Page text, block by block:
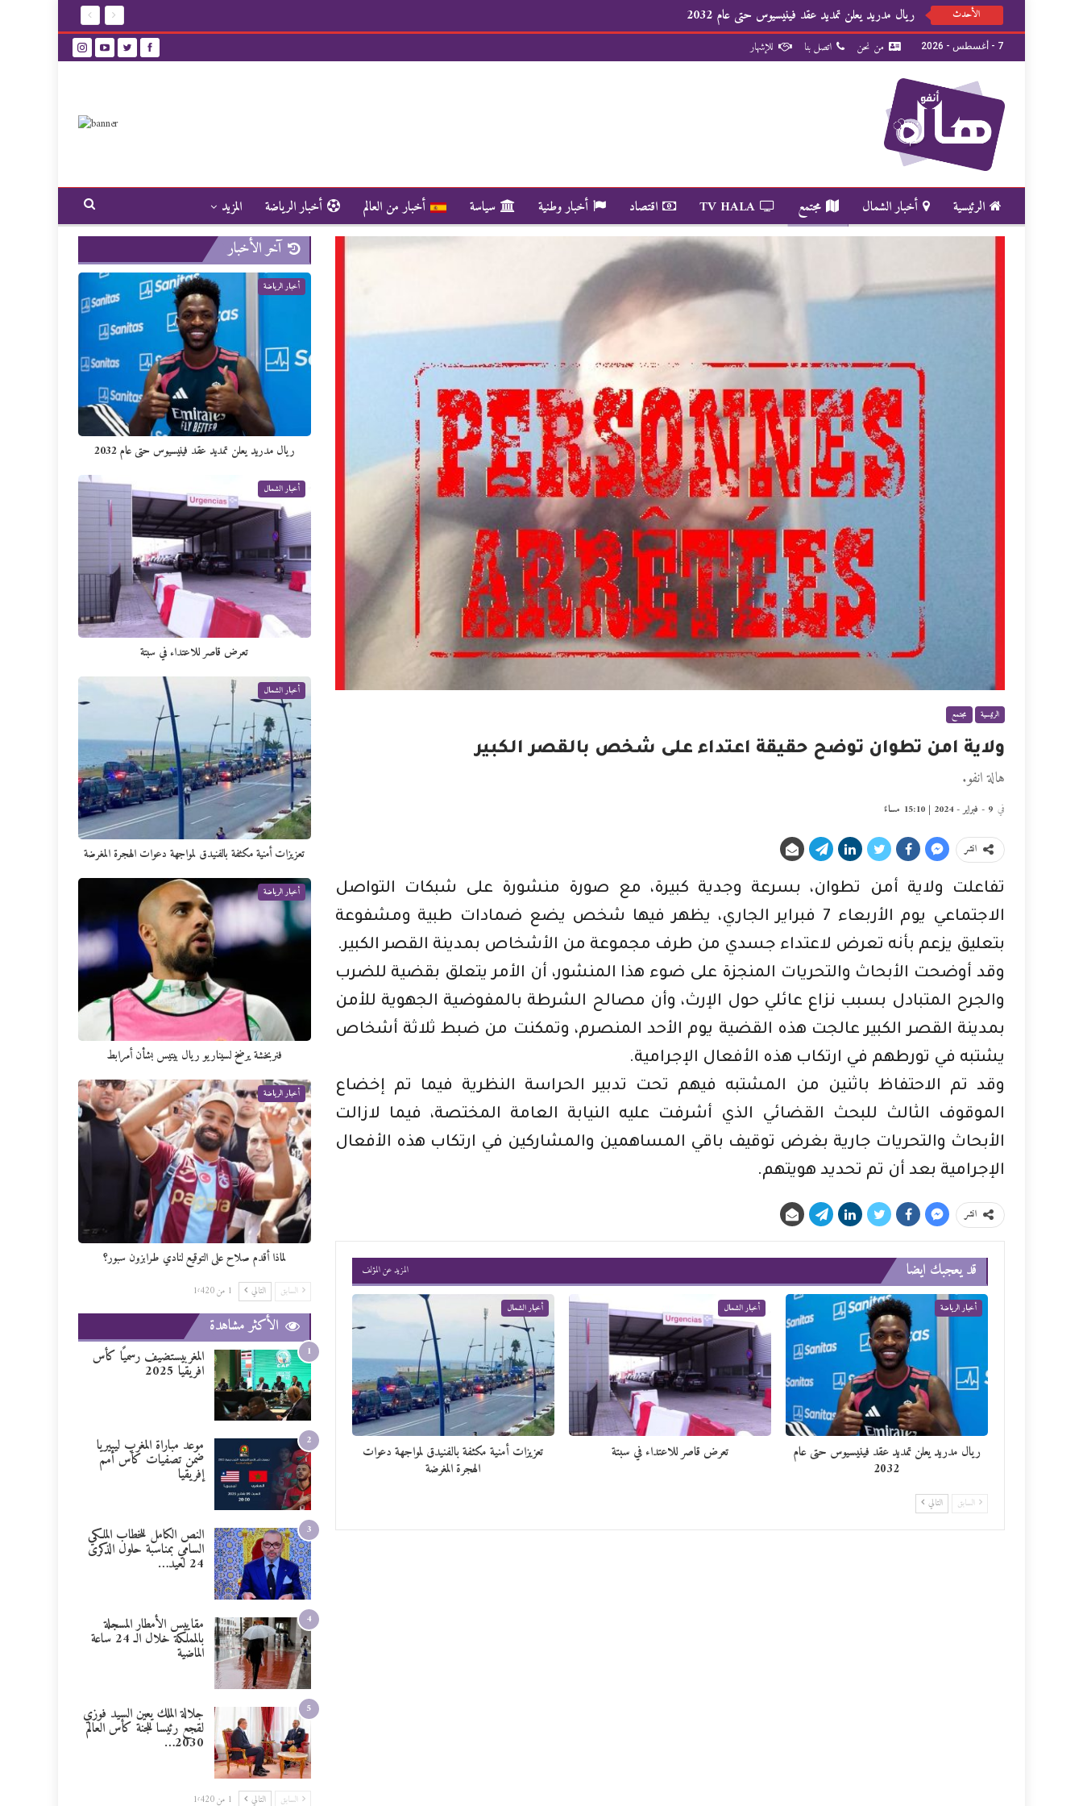
الأحدث ريال مدريد يعلن تمديد عقد فينيسيوس حتى عام 2032
7 - أغسطس - 2026 من نحن اتصل بنا للإشهار
الرئيسية أخبار الشمال مجتمع TV HALA اقتصاد أخبار وطنية سياسة أخبار من العالم أخبار الرياضة المزيد
الرئيسية مجتمع
ولاية امن تطوان توضح حقيقة اعتداء على شخص بالقصر الكبير
هالة انفو.
في 9 - فبراير - 2024 | 15:10 مساءً
انشر
تفاعلت ولاية أمن تطوان، بسرعة وجدية كبيرة، مع صورة منشورة على شبكات التواصل
الاجتماعي يوم الأربعاء 7 فبراير الجاري، يظهر فيها شخص يضع ضمادات طبية ومشفوعة
بتعليق يزعم بأنه تعرض لاعتداء جسدي من طرف مجموعة من الأشخاص بمدينة القصر الكبير.
وقد أوضحت الأبحاث والتحريات المنجزة على ضوء هذا المنشور، أن الأمر يتعلق بقضية للضرب
والجرح المتبادل بسبب نزاع عائلي حول الإرث، وأن مصالح الشرطة بالمفوضية الجهوية للأمن
بمدينة القصر الكبير عالجت هذه القضية يوم الأحد المنصرم، وتمكنت من ضبط ثلاثة أشخاص
يشتبه في تورطهم في ارتكاب هذه الأفعال الإجرامية.
وقد تم الاحتفاظ باثنين من المشتبه فيهم تحت تدبير الحراسة النظرية فيما تم إخضاع
الموقوف الثالث للبحث القضائي الذي أشرفت عليه النيابة العامة المختصة، فيما لازالت
الأبحاث والتحريات جارية بغرض توقيف باقي المساهمين والمشاركين في ارتكاب هذه الأفعال
الإجرامية بعد أن تم تحديد هويتهم.
انشر
قد يعجبك ايضا المزيد عن المؤلف
أخبار الرياضة
ريال مدريد يعلن تمديد عقد فينيسيوس حتى عام
2032
أخبار الشمال
تعرض قاصر للاعتداء في سبتة
أخبار الشمال
تعزيزات أمنية مكثفة بالفنيدق لمواجهة دعوات
الهجرة المغرضة
السابق التالي
آخر الأخبار
أخبار الرياضة
ريال مدريد يعلن تمديد عقد فينيسيوس حتى عام 2032
أخبار الشمال
تعرض قاصر للاعتداء في سبتة
أخبار الشمال
تعزيزات أمنية مكثفة بالفنيدق لمواجهة دعوات الهجرة المغرضة
أخبار الرياضة
فنربخشة يرضخ لسيناريو ريال بيتيس بشأن أمرابط
أخبار الرياضة
لماذا أقدم صلاح على التوقيع لنادي طرابزون سبور؟
السابق التالي 1 من 1٬420
الأكثر مشاهدة
1 المغربيستضيف رسميًا كأس
افريقيا 2025
2 موعد مباراة المغرب ليبيريا
ضمن تصفيات كأس أمم
إفريقيا
3 النص الكامل للخطاب الملكي
السامي بمناسبة حلول الذكرى
24 لعيد…
4 مقاييس الأمطار المسجلة
بالمملكة خلال الـ 24 ساعة
الماضية
5 جلالة الملك يعين السيد فوزي
لقجع رئيسا للجنة كأس العالم
2030…
السابق التالي 1 من 1٬420